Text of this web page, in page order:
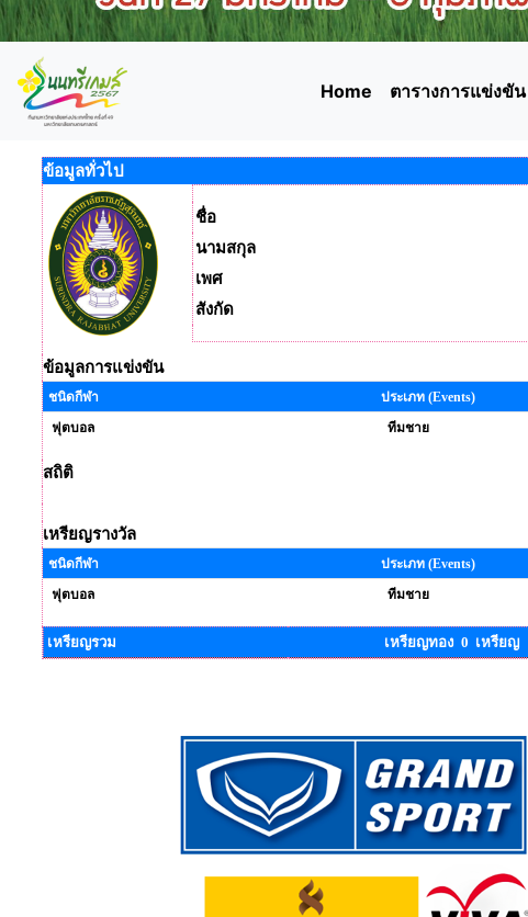
Home ตารางการแข่งขัน
ข้อมูลทั่วไป
ชื่อ
นามสกุล
เพศ
สังกัด
ข้อมูลการแข่งขัน
ชนิดกีฬา
ประเภท (Events)
ฟุตบอล
ทีมชาย
สถิติ
เหรียญรางวัล
ชนิดกีฬา ประเภท (Events)
ฟุตบอล
ทีมชาย
เหรียญรวม เหรียญทอง 0 เหรียญ